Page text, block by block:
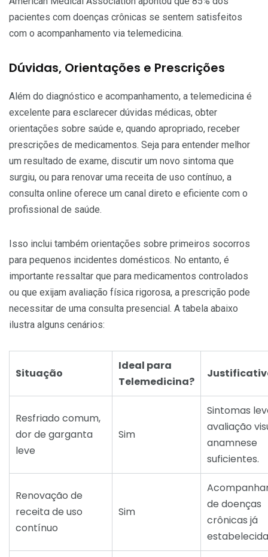
pacientes com doenças crônicas se sentem satisfeitos
com o acompanhamento via telemedicina.
Dúvidas, Orientações e Prescrições
Além do diagnóstico e acompanhamento, a telemedicina é
excelente para esclarecer dúvidas médicas, obter
orientações sobre saúde e, quando apropriado, receber
prescrições de medicamentos. Seja para entender melhor
um resultado de exame, discutir um novo sintoma que
surgiu, ou para renovar uma receita de uso contínuo, a
consulta online oferece um canal direto e eficiente com o
profissional de saúde.
Isso inclui também orientações sobre primeiros socorros
para pequenos incidentes domésticos. No entanto, é
importante ressaltar que para medicamentos controlados
ou que exijam avaliação física rigorosa, a prescrição pode
necessitar de uma consulta presencial. A tabela abaixo
ilustra alguns cenários:
Situação
Ideal para
Telemedicina?
Resfriado comum,
dor de garganta
leve
Sim
Sintomas
avaliação
anamnese
suficientes.
Renovação de
receita de uso
contínuo
Sim
de doenças
crônicas já